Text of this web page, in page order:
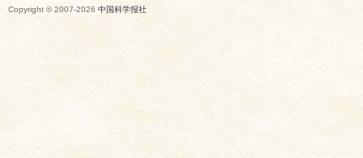
Copyright © 2007-2026 中国科学报社